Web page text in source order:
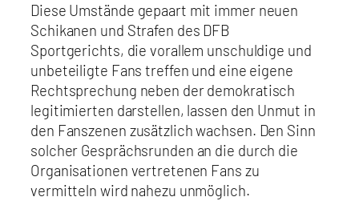
Diese Umstände gepaart mit immer neuen
Schikanen und Strafen des DFB
Sportgerichts, die vorallem unschuldige und
unbeteiligte Fans treffen und eine eigene
Rechtsprechung neben der demokratisch
legitimierten darstellen, lassen den Unmut in
den Fanszenen zusätzlich wachsen. Den Sinn
solcher Gesprächsrunden an die durch die
Organisationen vertretenen Fans zu
vermitteln wird nahezu unmöglich.